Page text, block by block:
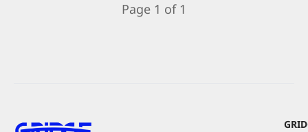
Page 1 of 1